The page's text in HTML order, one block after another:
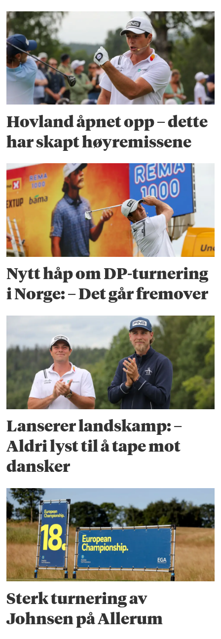
Hovland åpnet opp – dette
har skapt høyremissene
Nytt håp om DP-turnering
i Norge: – Det går fremover
Lanserer landskamp: –
Aldri lyst til å tape mot
dansker
Sterk turnering av
Johnsen på Allerum